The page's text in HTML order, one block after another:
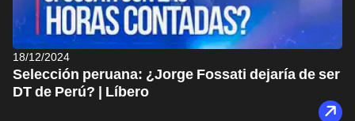
18/12/2024
Selección peruana: ¿Jorge Fossati dejaría de ser
DT de Perú? | Líbero